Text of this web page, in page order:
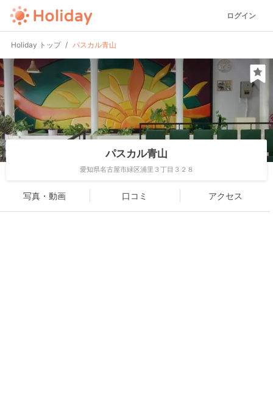
ログイン
Holiday トップ パスカル青山
パスカル青山
愛知県名古屋市緑区浦里３丁目３２８
写真・動画 口コミ アクセス